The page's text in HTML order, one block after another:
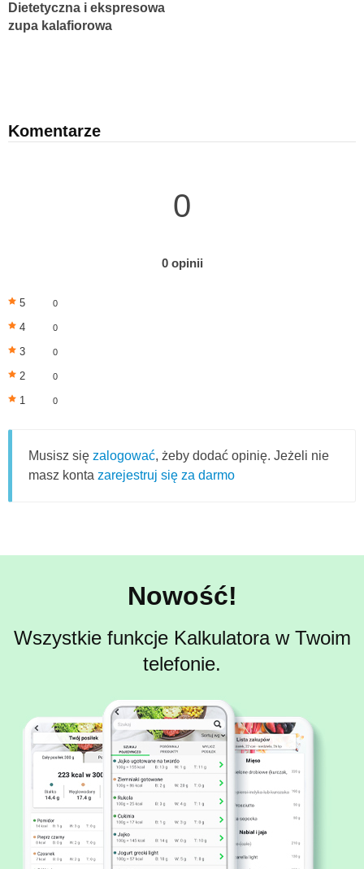
Dietetyczna i ekspresowa
zupa kalafiorowa
Komentarze
0
0 opinii
5 0
4 0
3 0
2 0
1 0
Musisz się zalogować, żeby dodać opinię. Jeżeli nie
masz konta zarejestruj się za darmo
Nowość!
Wszystkie funkcje Kalkulatora w Twoim
telefonie.